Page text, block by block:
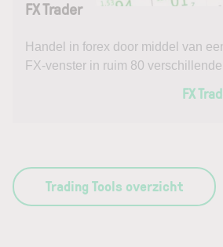
FX Trader
Handel in forex door middel van
FX-venster in ruim 80
FX
Trading Tools overzicht